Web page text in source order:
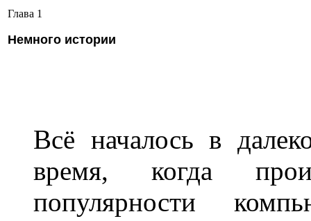
Глава 1
Немного истории
Всё началось в
время, когда
популярности